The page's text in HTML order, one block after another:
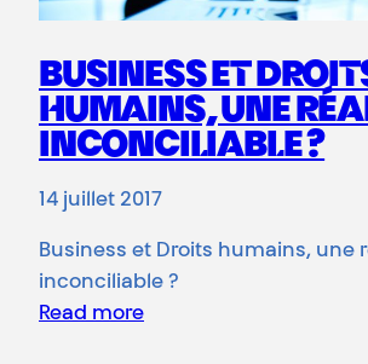
BUSINESS ET
HUMAINS, UNE
INCONCILIABLE ?
14 juillet 2017
Business et Droits humains, une
inconciliable ?
Read more